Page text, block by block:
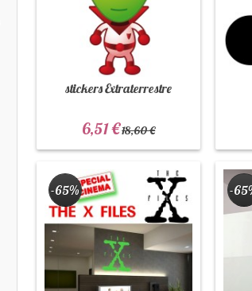
stickers Extraterrestre
6,51 €18,60 €
-65% -